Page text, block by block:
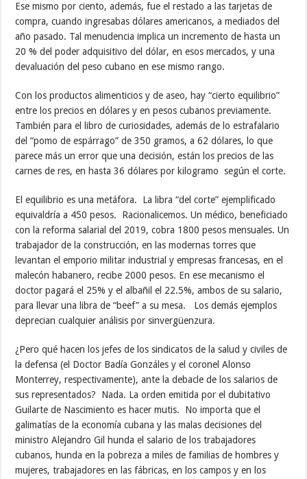
Ese mismo por ciento, además, fue el restado a las tarjetas de
compra, cuando ingresabas dólares americanos, a mediados del
año pasado. Tal menudencia implica un incremento de hasta un
20 % del poder adquisitivo del dólar, en esos mercados, y una
devaluación del peso cubano en ese mismo rango.
Con los productos alimenticios y de aseo, hay “cierto equilibrio”
entre los precios en dólares y en pesos cubanos previamente.
También para el libro de curiosidades, además de lo estrafalario
del “pomo de espárrago” de 350 gramos, a 62 dólares, lo que
parece más un error que una decisión, están los precios de las
carnes de res, en hasta 36 dólares por kilogramo según el corte.
El equilibrio es una metáfora. La libra “del corte” ejemplificado
equivaldría a 450 pesos. Racionalicemos. Un médico, beneficiado
con la reforma salarial del 2019, cobra 1800 pesos mensuales. Un
trabajador de la construcción, en las modernas torres que
levantan el emporio militar industrial y empresas francesas, en el
malecón habanero, recibe 2000 pesos. En ese mecanismo el
doctor pagará el 25% y el albañil el 22.5%, ambos de su salario,
para llevar una libra de “beef” a su mesa. Los demás ejemplos
deprecian cualquier análisis por sinvergüenzura.
¿Pero qué hacen los jefes de los sindicatos de la salud y civiles de
la defensa (el Doctor Badía Gonzáles y el coronel Alonso
Monterrey, respectivamente), ante la debacle de los salarios de
sus representados? Nada. La orden emitida por el dubitativo
Guilarte de Nascimiento es hacer mutis. No importa que el
galimatías de la economía cubana y las malas decisiones del
ministro Alejandro Gil hunda el salario de los trabajadores
cubanos, hunda en la pobreza a miles de familias de hombres y
mujeres, trabajadores en las fábricas, en los campos y en los